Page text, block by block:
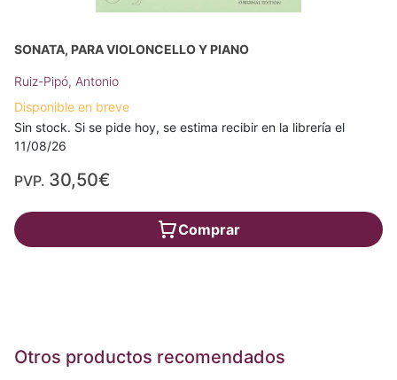
SONATA, PARA VIOLONCELLO Y PIANO
Ruiz-Pipó, Antonio
Disponible en breve
Sin stock. Si se pide hoy, se estima recibir en la librería el
11/08/26
PVP. 30,50€
Comprar
Otros productos recomendados